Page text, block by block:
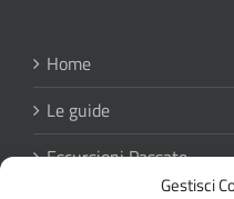
Gestisci
Home
Le guide
Escursioni Passate